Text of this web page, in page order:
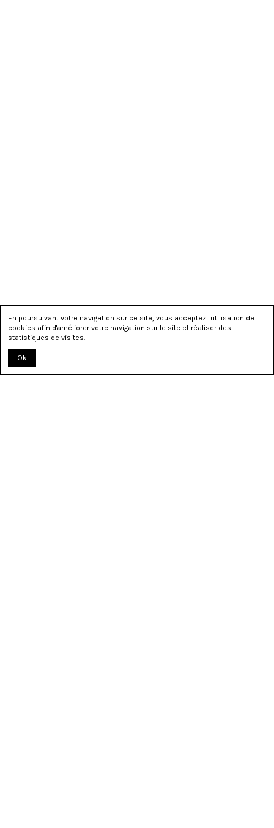
En poursuivant votre navigation sur ce site, vous acceptez l'utilisation de
cookies afin d'améliorer votre navigation sur le site et réaliser des
statistiques de visites.
Ok